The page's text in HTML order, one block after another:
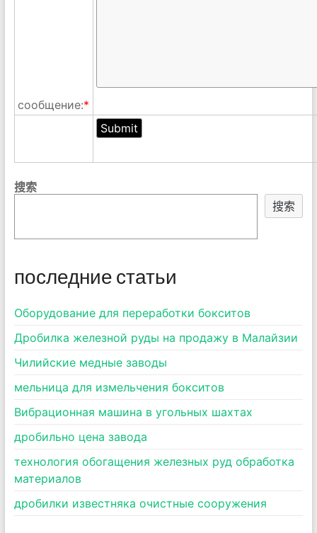
сообщение:*
搜索
搜索
последние статьи
Оборудование для переработки бокситов
Дробилка железной руды на продажу в Малайзии
Чилийские медные заводы
мельница для измельчения бокситов
Вибрационная машина в угольных шахтах
дробильно цена завода
технология обогащения железных руд обработка
материалов
дробилки известняка очистные сооружения